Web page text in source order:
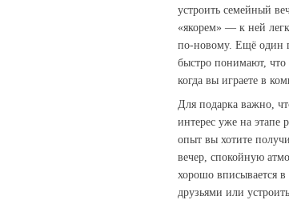
устроить семейный
«якорем» — к ней
по‑новому. Ещё один
быстро понимают,
когда вы играете в
Для подарка важно,
интерес уже на этапе
опыт вы хотите
вечер, спокойную
хорошо вписывается
друзьями или